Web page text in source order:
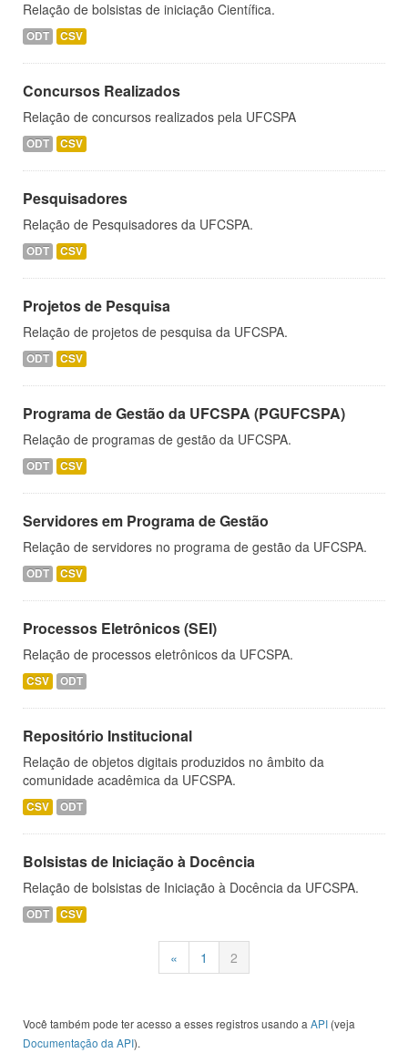
Relação de bolsistas de iniciação Científica.
ODT CSV
Concursos Realizados
Relação de concursos realizados pela UFCSPA
ODT CSV
Pesquisadores
Relação de Pesquisadores da UFCSPA.
ODT CSV
Projetos de Pesquisa
Relação de projetos de pesquisa da UFCSPA.
ODT CSV
Programa de Gestão da UFCSPA (PGUFCSPA)
Relação de programas de gestão da UFCSPA.
ODT CSV
Servidores em Programa de Gestão
Relação de servidores no programa de gestão da UFCSPA.
ODT CSV
Processos Eletrônicos (SEI)
Relação de processos eletrônicos da UFCSPA.
CSV ODT
Repositório Institucional
Relação de objetos digitais produzidos no âmbito da
comunidade acadêmica da UFCSPA.
CSV ODT
Bolsistas de Iniciação à Docência
Relação de bolsistas de Iniciação à Docência da UFCSPA.
ODT CSV
« 1 2
Você também pode ter acesso a esses registros usando a API (veja
Documentação da API).